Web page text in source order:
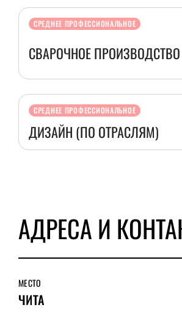
СРЕДНЕЕ ПРОФЕССИОНАЛЬНОЕ
СВАРОЧНОЕ ПРОИЗВОДСТВО
СРЕДНЕЕ ПРОФЕССИОНАЛЬНОЕ
ДИЗАЙН (ПО ОТРАСЛЯМ)
АДРЕСА И
МЕСТО
ЧИТА